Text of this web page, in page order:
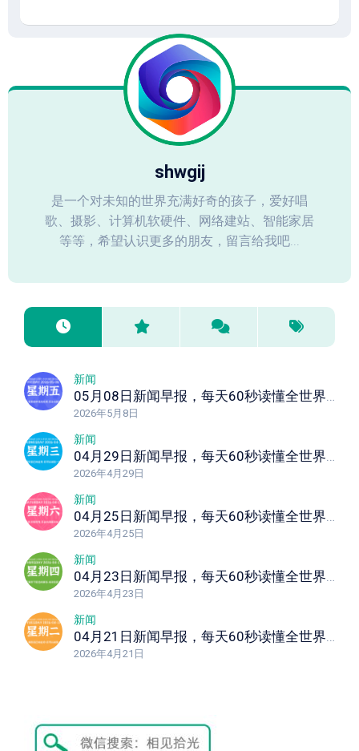
shwgij
是一个对未知的世界充满好奇的孩子，爱好唱
歌、摄影、计算机软硬件、网络建站、智能家居
等等，希望认识更多的朋友，留言给我吧...
新闻
05月08日新闻早报，每天60秒读懂全世界！
2026年5月8日
新闻
04月29日新闻早报，每天60秒读懂全世界！
2026年4月29日
新闻
04月25日新闻早报，每天60秒读懂全世界！
2026年4月25日
新闻
04月23日新闻早报，每天60秒读懂全世界！
2026年4月23日
新闻
04月21日新闻早报，每天60秒读懂全世界！
2026年4月21日